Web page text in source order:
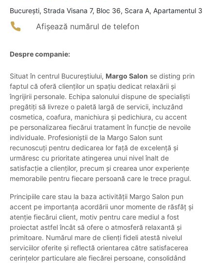
Bucureşti, Strada Visana 7, Bloc 36, Scara A, Apartamentul 3
Afișează numărul de telefon
Despre companie:
Situat în centrul Bucureștiului, Margo Salon se disting prin
faptul că oferă clienților un spațiu dedicat relaxării și
îngrijirii personale. Echipa salonului dispune de specialiști
pregătiți să livreze o paletă largă de servicii, incluzând
cosmetica, coafura, manichiura și pedichiura, cu accent
pe personalizarea fiecărui tratament în funcție de nevoile
individuale. Profesioniștii de la Margo Salon sunt
recunoscuți pentru dedicarea lor față de excelență și
urmăresc cu prioritate atingerea unui nivel înalt de
satisfacție a clienților, precum și crearea unor experiențe
memorabile pentru fiecare persoană care le trece pragul.
Principiile care stau la baza activității Margo Salon pun
accent pe importanța acordării unor momente de răsfăț și
atenție fiecărui client, motiv pentru care mediul a fost
proiectat astfel încât să ofere o atmosferă relaxantă și
primitoare. Numărul mare de clienți fideli atestă nivelul
serviciilor oferite și reflectă orientarea către satisfacerea
cerințelor particulare ale fiecărei persoane, consolidând